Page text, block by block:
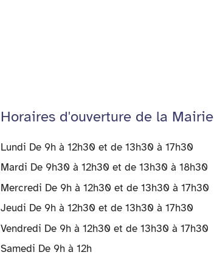
Horaires d'ouverture de la Mairie
Lundi De 9h à 12h30 et de 13h30 à 17h30
Mardi De 9h30 à 12h30 et de 13h30 à 18h30
Mercredi De 9h à 12h30 et de 13h30 à 17h30
Jeudi De 9h à 12h30 et de 13h30 à 17h30
Vendredi De 9h à 12h30 et de 13h30 à 17h30
Samedi De 9h à 12h